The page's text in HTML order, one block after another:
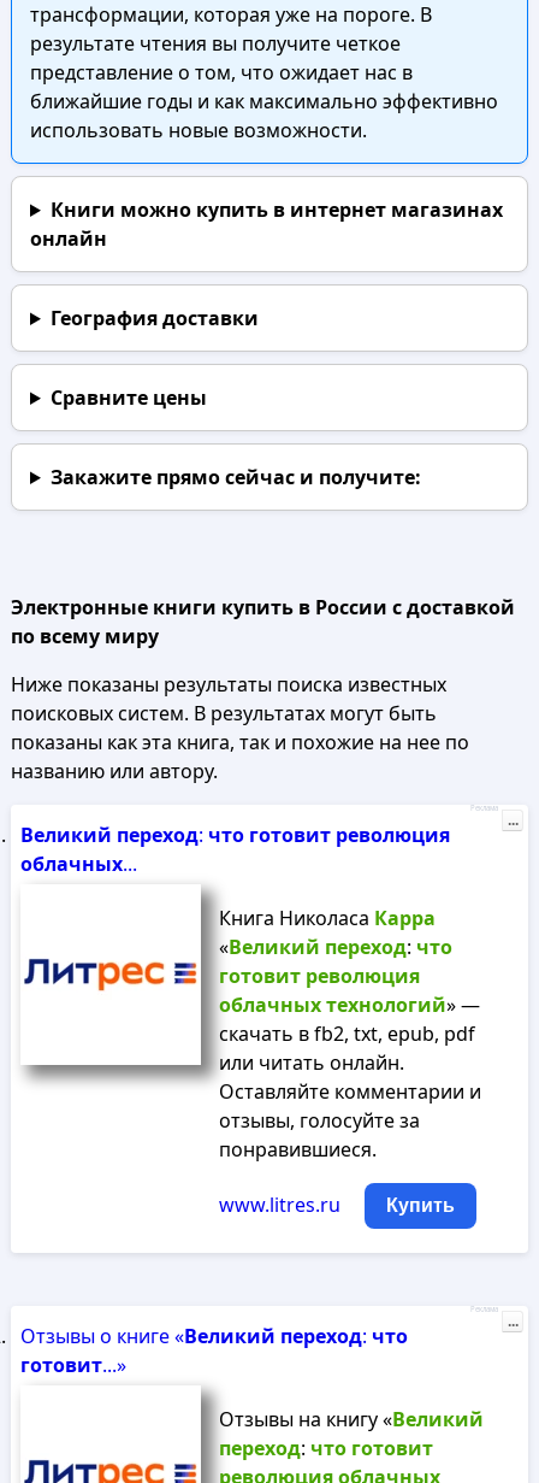
трансформации, которая уже на пороге. В
результате чтения вы получите четкое
представление о том, что ожидает нас в
ближайшие годы и как максимально эффективно
использовать новые возможности.
Книги можно купить в интернет магазинах
онлайн
География доставки
Сравните цены
Закажите прямо сейчаси получите:
Электронные книги купить в России с доставкой
по всему миру
Ниже показаны результаты поиска известных
поисковых систем. В результатах могут быть
показаны как эта книга, так и похожие на нее по
названию или автору.
Великий переход: что готовит революция
облачных...
Книга Николаса Карра
«Великий переход: что
готовит революция
облачныхтехнологий» —
скачать в fb2, txt, epub, pdf
или читать онлайн.
Оставляйте комментарии и
отзывы, голосуйте за
понравившиеся.
www.litres.ru Купить
Реклама
...
Отзывы о книге «Великий переход: что
готовит...»
Отзывы на книгу «Великий
переход: что готовит
революцияоблачных
Реклама
...